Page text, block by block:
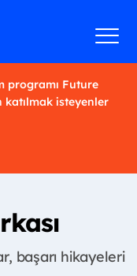
programı Future
katılmak isteyenler
başarı hikayeleri